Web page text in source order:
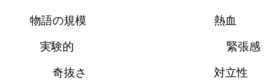
熱血
緊張感
対立性
奇抜さ
実験的
物語の規模